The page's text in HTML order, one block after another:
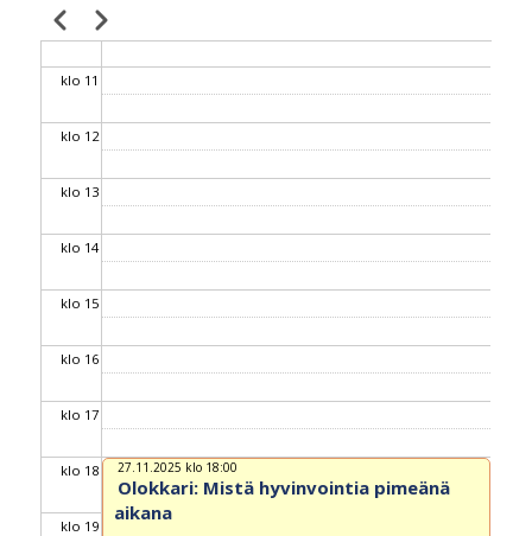
Sivutus
EdellinenSeuraava
klo 10
klo 11
klo 12
klo 13
klo 14
klo 15
klo 16
klo 17
klo 18
klo 19
27.11.2025 klo 18:00
Olokkari: Mistä hyvinvointia pimeänä
aikana